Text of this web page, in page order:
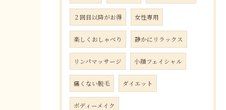
２回目以降がお得 女性専用
楽しくおしゃべり 静かにリラックス
リンパマッサージ 小顔フェイシャル
痛くない脱毛 ダイエット
ボディーメイク